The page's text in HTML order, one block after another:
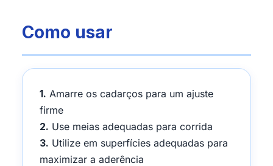
Como usar
1. Amarre os cadarços para um ajuste
firme
2. Use meias adequadas para corrida
3. Utilize em superfícies adequadas para
maximizar a aderência